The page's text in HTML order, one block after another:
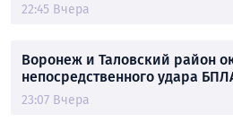
22:45 Вчера
Воронеж и Таловский район
непосредственного удара
23:07 Вчера